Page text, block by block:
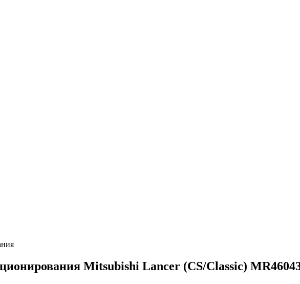
Mitsubishi Lancer (CS/Classic)